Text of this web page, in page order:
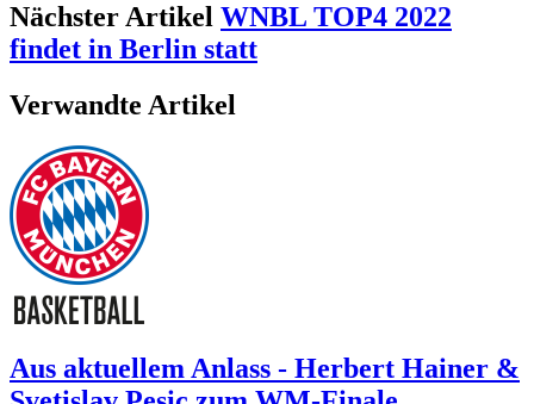
Nächster Artikel WNBL TOP4 2022
findet in Berlin statt
Verwandte Artikel
Aus aktuellem Anlass - Herbert Hainer &